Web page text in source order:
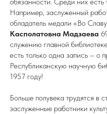
Например, заслуженный
обладатель медали «Во
Касполатовна Мадзаева
служению главной
есть только одна запись – о
Республиканскую научную
1957 году!
Больше полувека трудятся в
заслуженные работники